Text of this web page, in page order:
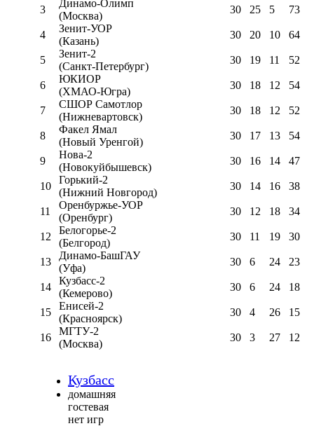
3
Динамо-Олимп
(Москва)
30 25 5 73
4
Зенит-УОР
(Казань)
30 20 10 64
5
Зенит-2
(Санкт-Петербург)
30 19 11 52
6
ЮКИОР
(ХМАО-Югра)
30 18 12 54
7
СШОР Самотлор
(Нижневартовск)
30 18 12 52
8
Факел Ямал
(Новый Уренгой)
30 17 13 54
9
Нова-2
(Новокуйбышевск)
30 16 14 47
10
Горький-2
(Нижний Новгород)
30 14 16 38
11
Оренбуржье-УОР
(Оренбург)
30 12 18 34
12
Белогорье-2
(Белгород)
30 11 19 30
13
Динамо-БашГАУ
(Уфа)
30 6 24 23
14
Кузбасс-2
(Кемерово)
30 6 24 18
15
Енисей-2
(Красноярск)
30 4 26 15
16
МГТУ-2
(Москва)
30 3 27 12
Кузбасс
домашняя
гостевая
нет игр